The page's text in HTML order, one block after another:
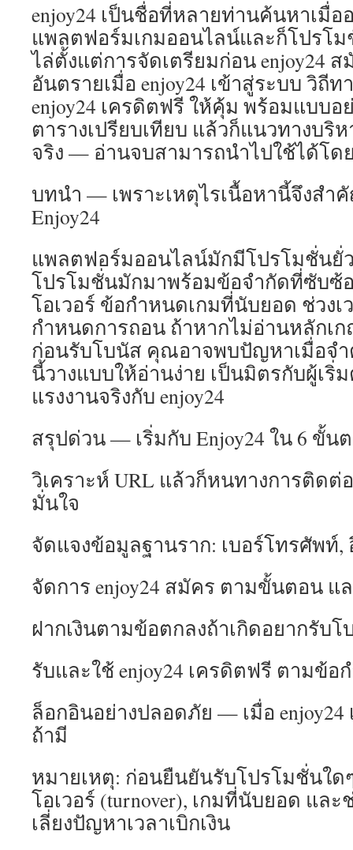
enjoy24 เป็นชื่อที่หลายท่านค้นหาเมื่
แพลตฟอร์มเกมออนไลน์และก็โปรโ
ไล่ตั้งแต่การจัดเตรียมก่อน enjoy24
อันตรายเมื่อ enjoy24 เข้าสู่ระบบ วิถี
enjoy24 เครดิตฟรี ให้คุ้ม พร้อมแบบ
ตารางเปรียบเทียบ แล้วก็แนวทางบริ
จริง — อ่านจบสามารถนำไปใช้ได้โด
บทนำ — เพราะเหตุไรเนื้อหานี้จึงสำ
Enjoy24
แพลตฟอร์มออนไลน์มักมีโปรโมชั่นยั่
โปรโมชั่นมักมาพร้อมข้อจำกัดที่ซับซ้
โอเวอร์ ข้อกำหนดเกมที่นับยอด ช่วง
กำหนดการถอน ถ้าหากไม่อ่านหลักเ
ก่อนรับโบนัส คุณอาจพบปัญหาเมื่อจำ
นี้วางแบบให้อ่านง่าย เป็นมิตรกับผู้เริ่
แรงงานจริงกับ enjoy24
สรุปด่วน — เริ่มกับ Enjoy24 ใน 6 ขั้น
วิเคราะห์ URL แล้วก็หนทางการติดต่
มั่นใจ
จัดแจงข้อมูลฐานราก: เบอร์โทรศัพท์
จัดการ enjoy24 สมัคร ตามขั้นตอน แ
ฝากเงินตามข้อตกลงถ้าเกิดอยากรับโ
รับและใช้ enjoy24 เครดิตฟรี ตามข้อ
ล็อกอินอย่างปลอดภัย — เมื่อ enjoy24
ถ้ามี
หมายเหตุ: ก่อนยืนยันรับโปรโมชั่นใด
โอเวอร์ (turnover), เกมที่นับยอด แล
เลี่ยงปัญหาเวลาเบิกเงิน